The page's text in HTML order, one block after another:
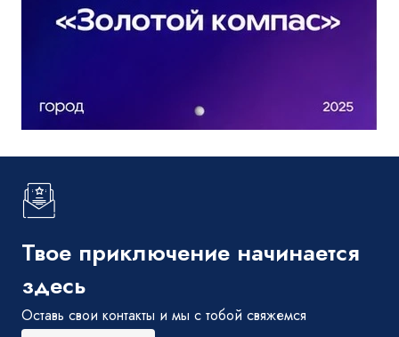
Твое приключение начинается
здесь
Оставь свои контакты и мы с тобой свяжемся